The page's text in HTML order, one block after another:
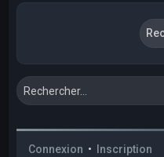
Connexion • Inscription